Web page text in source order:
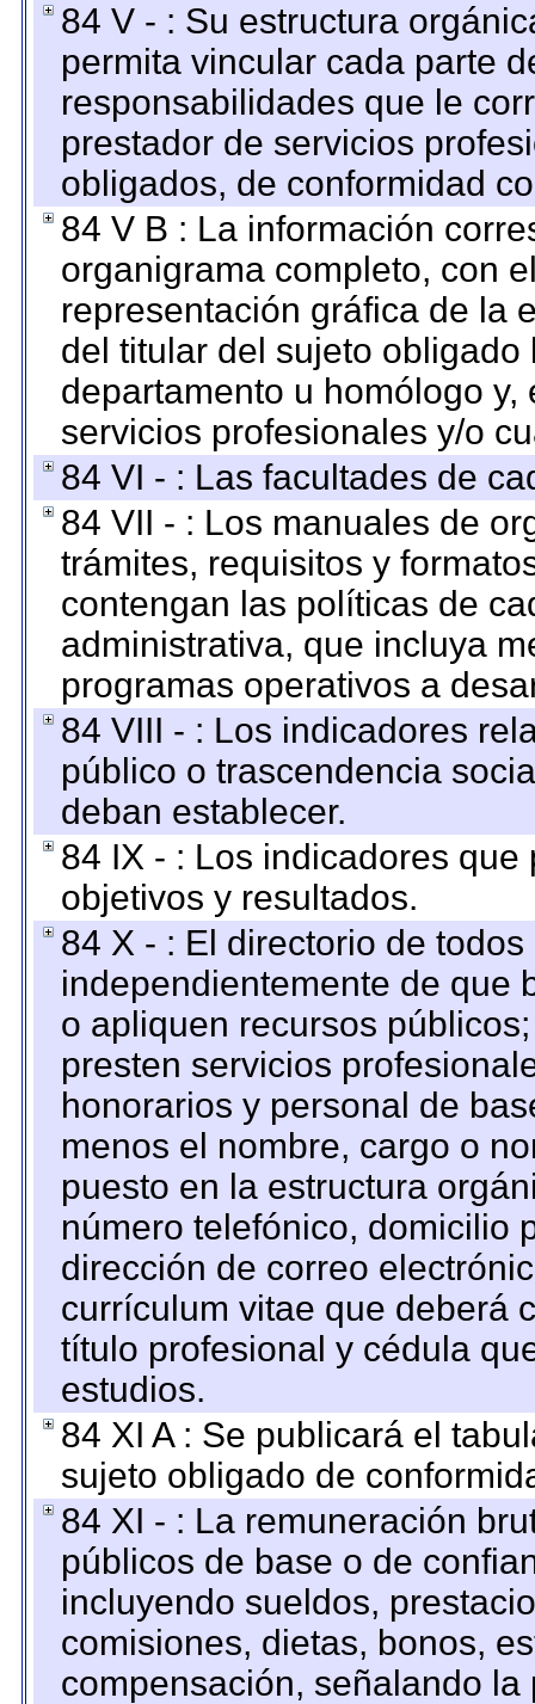
84 V - : Su estructura
permita vincular cada parte
responsabilidades que le
prestador de servicios
obligados, de conformidad
84 V B : La información
organigrama completo, con
representación gráfica de la
del titular del sujeto
departamento u homólogo
servicios profesionales y/o
84 VI - : Las facultades de
84 VII - : Los manuales de
trámites, requisitos y
contengan las políticas de
administrativa, que incluya
programas operativos a
84 VIII - : Los indicadores
público o trascendencia
deban establecer.
84 IX - : Los indicadores
objetivos y resultados.
84 X - : El directorio de
independientemente de que
o apliquen recursos
presten servicios
honorarios y personal de
menos el nombre, cargo o
puesto en la estructura
número telefónico, domicilio
dirección de correo
currículum vitae que deberá
título profesional y cédula
estudios.
84 XI A : Se publicará el
sujeto obligado de
84 XI - : La remuneración
públicos de base o de
incluyendo sueldos,
comisiones, dietas, bonos,
compensación, señalando